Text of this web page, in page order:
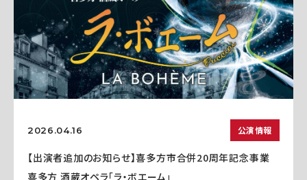
2026.04.16 公演情報
【出演者追加のお知らせ】喜多方市合併20周年記念事業
喜多方 酒蔵オペラ「ラ・ボエーム」